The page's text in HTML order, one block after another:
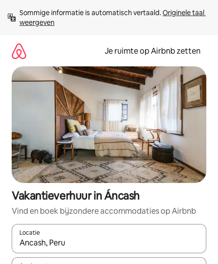
direct
naar
Sommige informatie is automatisch vertaald. Originele taal
weergeven
Je ruimte op Airbnb zetten
Vakantieverhuur in Áncash
Vind en boek bijzondere accommodaties op Airbnb
Locatie
Wanneer er suggesties beschikbaar zijn, maak je een keuze